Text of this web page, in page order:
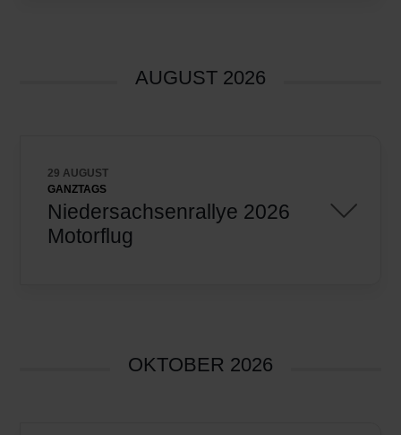
AUGUST 2026
29 AUGUST
GANZTAGS
Niedersachsenrallye 2026
Motorflug
OKTOBER 2026